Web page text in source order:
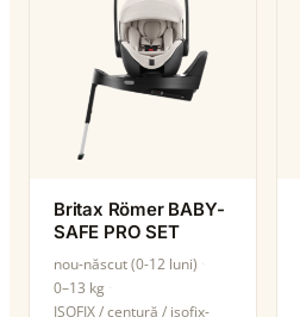
Britax Römer BABY-
SAFE PRO SET
nou-născut (0-12 luni)
0–13 kg
ISOFIX / centură / isofix-